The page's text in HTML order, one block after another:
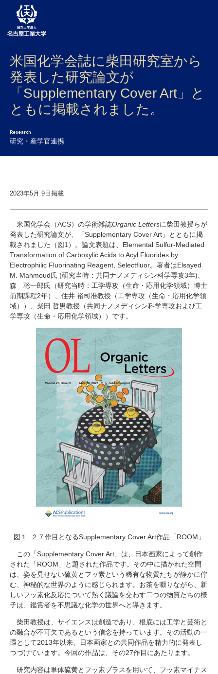
大学案内
学部・大学院・センター
入試
研究・産学官連携
国際交流
研究・教員Navi
受験生 在学生
卒業生
地域・一般
寄附のお願い
アクセス
キャンパスマップ お問い合わせ English 資料請求
米国化学会誌に柴田研究室から
発表した研究論文が
「Supplementary Cover Art」と
ともに掲載されました。
Research
研究・産学官連携
2023年5月 9日掲載
米国化学会（ACS）の学術雑誌Organic Lettersに柴田教授らが
発表した研究論文が、「Supplementary Cover Art 」とともに掲
載されました（図1 ）。論文表題は、 Elemental Sulfur-Mediated
Transformation of Carboxylic Acids to Acyl Fluorides by
Electrophilic Fluorinating Reagent, Selectfluor。著者はElsayed
M. Mahmoud氏 (研究当時：共同ナノメディシン科学専攻3年)
森 聡一郎氏（研究当時：工学専攻（生命・応用化学領域）博士
前期課程2年）、住井 裕司准教授（工学専攻（生命・応用化学領
域））、柴田 哲男教授（共同ナノメディシン科学専攻および工
学専攻（生命・応用化学領域））です。
図１. ２７作目となるSupplementary Cover Art作品「ROOM 」
この「Supplementary Cover Art 」は、日本画家によって創作
された「ROOM 」と題された作品です。その中に描かれた空間
は、姿を見せない硫黄とフッ素という稀有な物質たちが静かに佇
む、神秘的な世界のように感じられます。お茶を啜りながら、新
しいフッ素化反応について熱く議論を交わす二つの物質たちの様
子は、鑑賞者を不思議な化学の世界へと導きます。
柴田教授は、サイエンスは創造であり、根底には工学と芸術と
の融合が不可欠であるという信念を持っています。その活動の一
環として2013年以来、日本画家との共同作品を精力的に発表し
つづけています。今回の作品は、その27作目にあたります。
研究内容は単体硫黄とフッ素プラスを用いて、フッ素マイナス